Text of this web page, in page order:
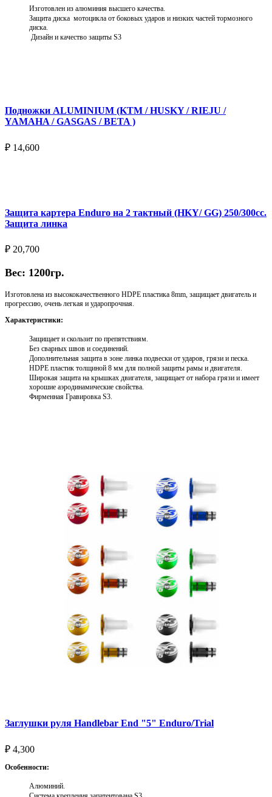
Изготовлен из алюминия высшего качества.
Защита диска мотоцикла от боковых ударов и низких частей тормозного
диска.
Дизайн и качество защиты S3
Подножки ALUMINIUM (KTM / HUSKY / RIEJU /
YAMAHA / GASGAS / BETA )
₽ 14,600
Защита картера Enduro на 2 тактный (HKY/ GG) 250/300cc.
Защита линка
₽ 20,700
Вес: 1200гр.
Изготовлена из высококачественного HDPE пластика 8mm, защищает двигатель и
прогрессию, очень легкая и ударопрочная.
Характеристики:
Защищает и скользит по препятствиям.
Без сварных швов и соединений.
Дополнительная защита в зоне линка подвески от ударов, грязи и песка.
HDPE пластик толщиной 8 мм для полной защиты рамы и двигателя.
Широкая защита на крышках двигателя, защищает от набора грязи и имеет
хорошие аэродинамические свойства.
Фирменная Гравировка S3.
Заглушки руля Handlebar End "5" Enduro/Trial
₽ 4,300
Особенности:
Алюминий.